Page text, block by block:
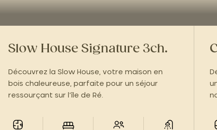
Slow House Signature 3ch.
Découvrez la Slow House, votre maison en
bois chaleureuse, parfaite pour un séjour
ressourçant sur l’île de Ré.